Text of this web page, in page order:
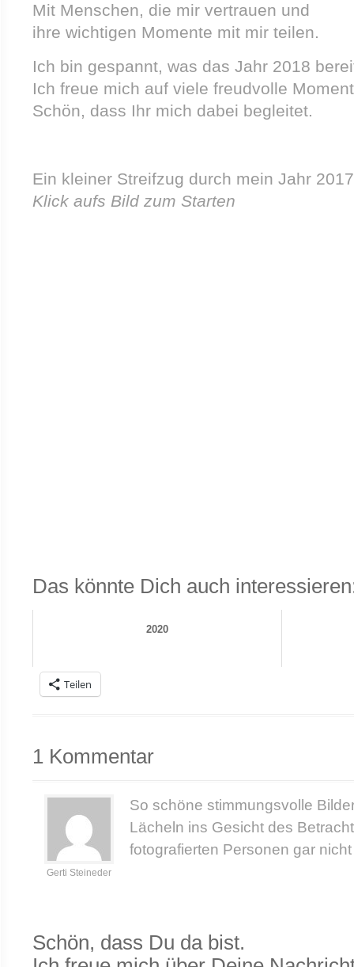
Mit Menschen, die mir vertrauen und
ihre wichtigen Momente mit mir teilen.
Ich bin gespannt, was das Jahr 2018
Ich freue mich auf viele freudvolle
Schön, dass Ihr mich dabei begleitet.
Ein kleiner Streifzug durch mein Jahr 2017
Klick aufs Bild zum Starten
Das könnte Dich auch
2020
Teilen
1 Kommentar
Gerti Steineder
So schöne stimmungsvolle
Lächeln ins Gesicht des
fotografierten Personen gar
Schön, dass Du da bist.